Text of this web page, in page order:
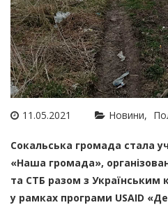
11.05.2021 Новини
Сокальська громада стала
«Наша громада»,
та СТБ разом з
у рамках програми USAID